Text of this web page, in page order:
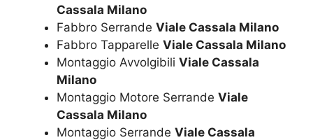
Cassala Milano
Fabbro Serrande Viale Cassala Milano
Fabbro Tapparelle Viale Cassala Milano
Montaggio Avvolgibili Viale Cassala
Milano
Montaggio Motore Serrande Viale
Cassala Milano
Montaggio Serrande Viale Cassala